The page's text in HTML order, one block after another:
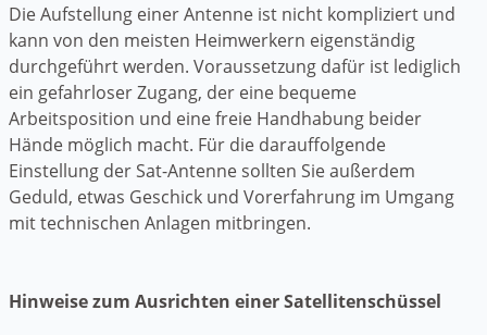
Die Aufstellung einer Antenne ist nicht kompliziert und
kann von den meisten Heimwerkern eigenständig
durchgeführt werden. Voraussetzung dafür ist lediglich
ein gefahrloser Zugang, der eine bequeme
Arbeitsposition und eine freie Handhabung beider
Hände möglich macht. Für die darauffolgende
Einstellung der Sat-Antenne sollten Sie außerdem
Geduld, etwas Geschick und Vorerfahrung im Umgang
mit technischen Anlagen mitbringen.
Hinweise zum Ausrichten einer Satellitenschüssel